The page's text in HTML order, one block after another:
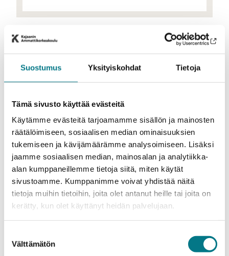
Suostumus Yksityiskohdat Tietoja
Tämä sivusto käyttää evästeitä
Käytämme evästeitä tarjoamamme sisällön ja mainosten
räätälöimiseen, sosiaalisen median ominaisuuksien
tukemiseen ja kävijämäärämme analysoimiseen. Lisäksi
jaamme sosiaalisen median, mainosalan ja analytiikka-
alan kumppaneillemme tietoja siitä, miten käytät
sivustoamme. Kumppanimme voivat yhdistää näitä
tietoja muihin tietoihin, joita olet antanut heille tai joita on
kerätty, kun olet käyttänyt heidän palvelujaan.
valinta
Välttämätön
Tourism
Bachelor's Degree in Tourism
Application period
31.8.-10.9.2026
Mode of Study
Blended Studies
Place of Study
Helsinki
MORE INFORMATION